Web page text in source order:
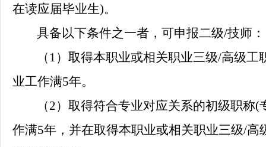
在读应届毕业生)。
具备以下条件之一者，可申报二级/技师：
（ 1）取得本职业或相关职业三级/高级工
业工作满5年。
（2）取得符合专业对应关系的初级职称(
作满5年，并在取得本职业或相关职业三级/